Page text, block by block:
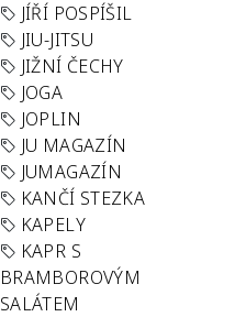
JÍŘÍ POSPÍŠIL
JIU-JITSU
JIŽNÍ ČECHY
JOGA
JOPLIN
JU MAGAZÍN
JUMAGAZÍN
KANČÍ STEZKA
KAPELY
KAPR S
BRAMBOROVÝM
SALÁTEM